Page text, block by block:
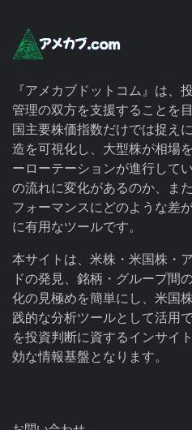
『アメカブドットコム』は、
管理の双方を支援することを
国主要株価指数だけでは捉え
造を可視化し、大型株が相場
ーローテーションが進行して
の流れに変化があるのか、ま
フォーマンスにどのような差
に有用なツールです。
本サイトは、米株・米国株・
ドの発見、銘柄・グループ間
化の見極めを簡単にし、米国
践的な分析ツールとして活用
を投資判断に資するインサイ
効な情報基盤となります。